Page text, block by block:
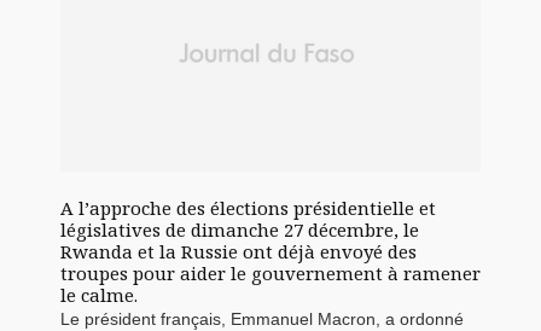
A l’approche des élections présidentielle et
législatives de dimanche 27 décembre, le
Rwanda et la Russie ont déjà envoyé des
troupes pour aider le gouvernement à ramener
le calme.
Le président français, Emmanuel Macron, a ordonné